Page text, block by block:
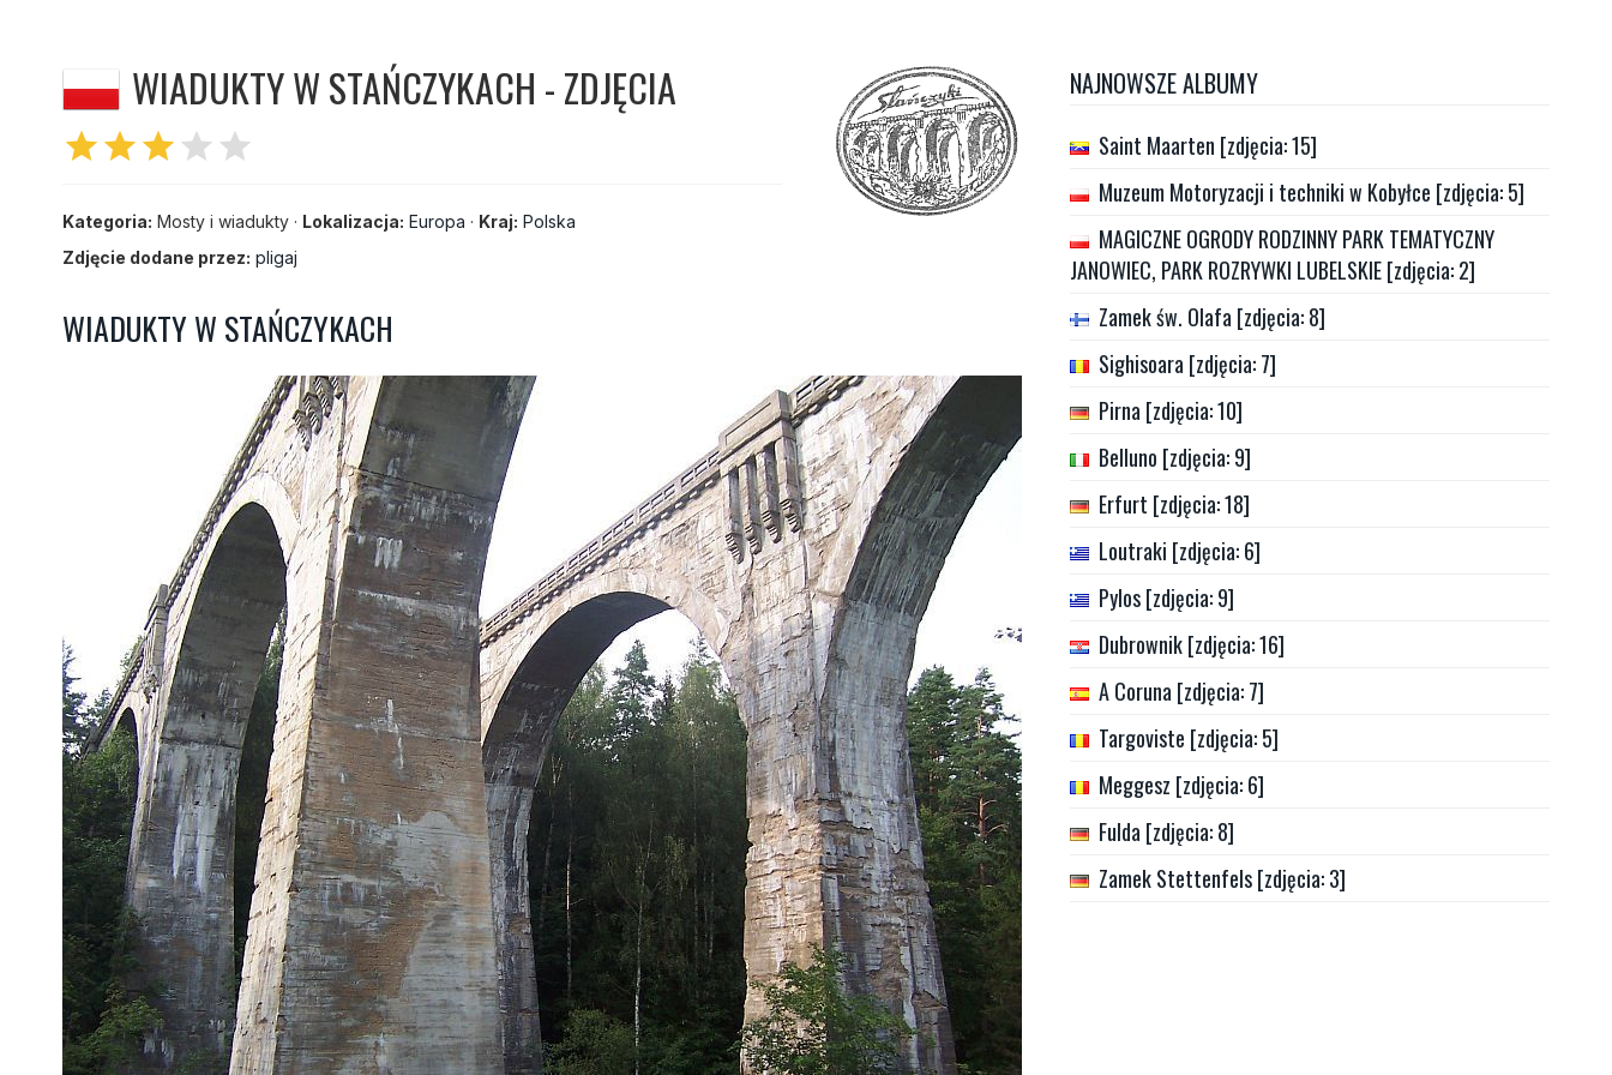
WIADUKTY W STAŃCZYKACH - ZDJĘCIA
starstarstar star star
Kategoria: Mosty i wiadukty · Lokalizacja: Europa · Kraj: Polska
Zdjęcie dodane przez: pligaj
WIADUKTY W STAŃCZYKACH
NAJNOWSZE ALBUMY
Saint Maarten [zdjęcia: 15]
Muzeum Motoryzacji i techniki w Kobyłce [zdjęcia: 5]
MAGICZNE OGRODY RODZINNY PARK TEMATYCZNY
JANOWIEC, PARK ROZRYWKI LUBELSKIE [zdjęcia: 2]
Zamek św. Olafa [zdjęcia: 8]
Sighisoara [zdjęcia: 7]
Pirna [zdjęcia: 10]
Belluno [zdjęcia: 9]
Erfurt [zdjęcia: 18]
Loutraki [zdjęcia: 6]
Pylos [zdjęcia: 9]
Dubrownik [zdjęcia: 16]
A Coruna [zdjęcia: 7]
Targoviste [zdjęcia: 5]
Meggesz [zdjęcia: 6]
Fulda [zdjęcia: 8]
Zamek Stettenfels [zdjęcia: 3]